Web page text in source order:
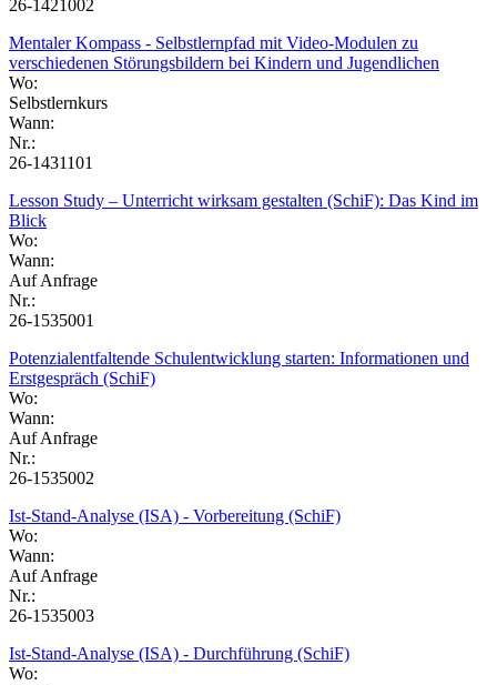
26-1421002
Mentaler Kompass - Selbstlernpfad mit Video-Modulen zu
verschiedenen Störungsbildern bei Kindern und Jugendlichen
Wo:
Selbstlernkurs
Wann:
Nr.:
26-1431101
Lesson Study – Unterricht wirksam gestalten (SchiF): Das Kind im
Blick
Wo:
Wann:
Auf Anfrage
Nr.:
26-1535001
Potenzialentfaltende Schulentwicklung starten: Informationen und
Erstgespräch (SchiF)
Wo:
Wann:
Auf Anfrage
Nr.:
26-1535002
Ist-Stand-Analyse (ISA) - Vorbereitung (SchiF)
Wo:
Wann:
Auf Anfrage
Nr.:
26-1535003
Ist-Stand-Analyse (ISA) - Durchführung (SchiF)
Wo: